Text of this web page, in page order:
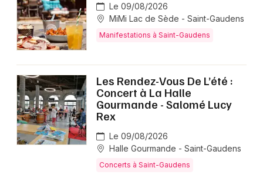
Le 09/08/2026
MiMi Lac de Sède - Saint-Gaudens
Manifestations à Saint-Gaudens
Les Rendez-Vous De L’été :
Concert à La Halle
Gourmande - Salomé Lucy
Rex
Le 09/08/2026
Halle Gourmande - Saint-Gaudens
Concerts à Saint-Gaudens